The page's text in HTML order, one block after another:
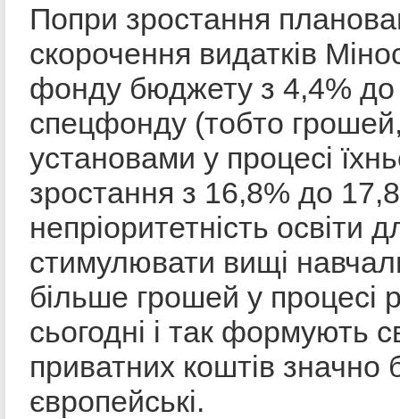
Попри зростання
скорочення видатків
фонду бюджету з 4,4% до
спецфонду (тобто
установами у процесі
зростання з 16,8% до
непріоритетність освіти
стимулювати вищі
більше грошей у процесі
сьогодні і так формують
приватних коштів
європейські.